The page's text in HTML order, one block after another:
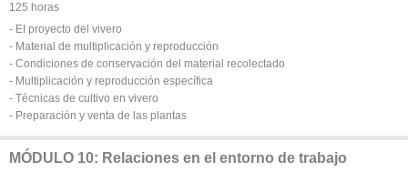
125 horas
- EI proyecto del vivero
- Material de multiplicación y reproducción
- Condiciones de conservación del material recolectado
- Multiplicación y reproducción específica
- Técnicas de cultivo en vivero
- Preparación y venta de las plantas
MÓDULO 10: Relaciones en el entorno de trabajo